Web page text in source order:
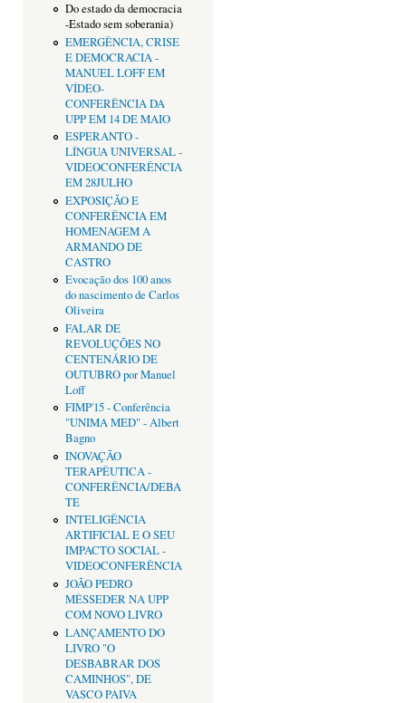
Do estado da democracia
-Estado sem soberania)
EMERGÊNCIA, CRISE
E DEMOCRACIA -
MANUEL LOFF EM
VÍDEO-
CONFERÊNCIA DA
UPP EM 14 DE MAIO
ESPERANTO -
LÍNGUA UNIVERSAL -
VIDEOCONFERÊNCIA
EM 28JULHO
EXPOSIÇÃO E
CONFERÊNCIA EM
HOMENAGEM A
ARMANDO DE
CASTRO
Evocação dos 100 anos
do nascimento de Carlos
Oliveira
FALAR DE
REVOLUÇÕES NO
CENTENÁRIO DE
OUTUBRO por Manuel
Loff
FIMP'15 - Conferência
"UNIMA MED" - Albert
Bagno
INOVAÇÃO
TERAPÊUTICA -
CONFERÊNCIA/DEBA
TE
INTELIGÊNCIA
ARTIFICIAL E O SEU
IMPACTO SOCIAL -
VIDEOCONFERÊNCIA
JOÃO PEDRO
MÉSSEDER NA UPP
COM NOVO LIVRO
LANÇAMENTO DO
LIVRO "O
DESBABRAR DOS
CAMINHOS", DE
VASCO PAIVA